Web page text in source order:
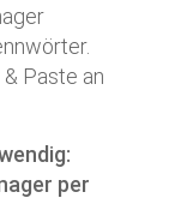
Paste an
per